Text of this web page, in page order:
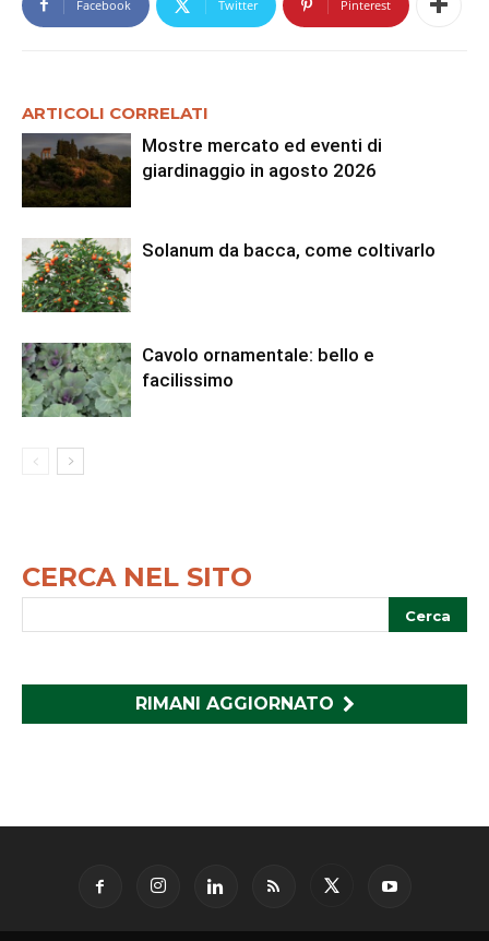
Facebook Twitter Pinterest
ARTICOLI CORRELATI
Mostre mercato ed eventi di
giardinaggio in agosto 2026
Solanum da bacca, come coltivarlo
Cavolo ornamentale: bello e
facilissimo
CERCA NEL SITO
RIMANI AGGIORNATO